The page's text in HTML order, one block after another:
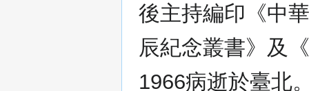
後主持編印《中
辰紀念叢書》及
1966病逝於臺北